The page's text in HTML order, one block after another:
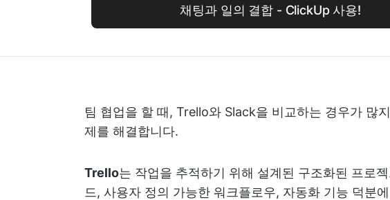
채팅과 일의 결합 - ClickUp 사용!
팀 협업을 할 때, Trello와 Slack을 비교하는 경우가 많
제를 해결합니다.
Trello는 작업을 추적하기 위해 설계된 구조화된 프로
드, 사용자 정의 가능한 워크플로우, 자동화 기능 덕분